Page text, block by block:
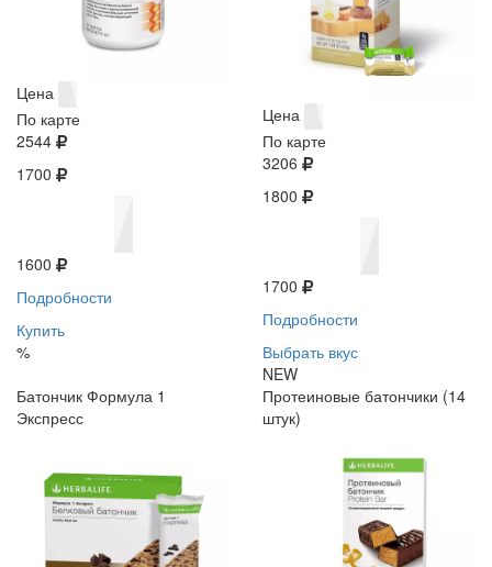
Цена
По карте
2544
1700
1600
Подробности
Купить
%
Цена
По карте
3206
1800
1700
Подробности
Выбрать вкус
NEW
Батончик Формула 1
Экспресс
Протеиновые батончики (14
штук)